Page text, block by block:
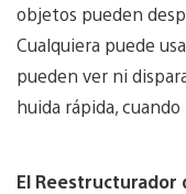
objetos pueden
Cualquiera puede
pueden ver ni
huida rápida, cuando
El Reestructurador